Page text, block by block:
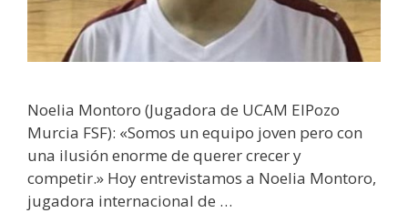
Noelia Montoro (Jugadora de UCAM ElPozo
Murcia FSF): «Somos un equipo joven pero con
una ilusión enorme de querer crecer y
competir.» Hoy entrevistamos a Noelia Montoro,
jugadora internacional de …